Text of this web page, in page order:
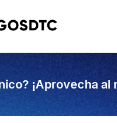
¡Aprovecha